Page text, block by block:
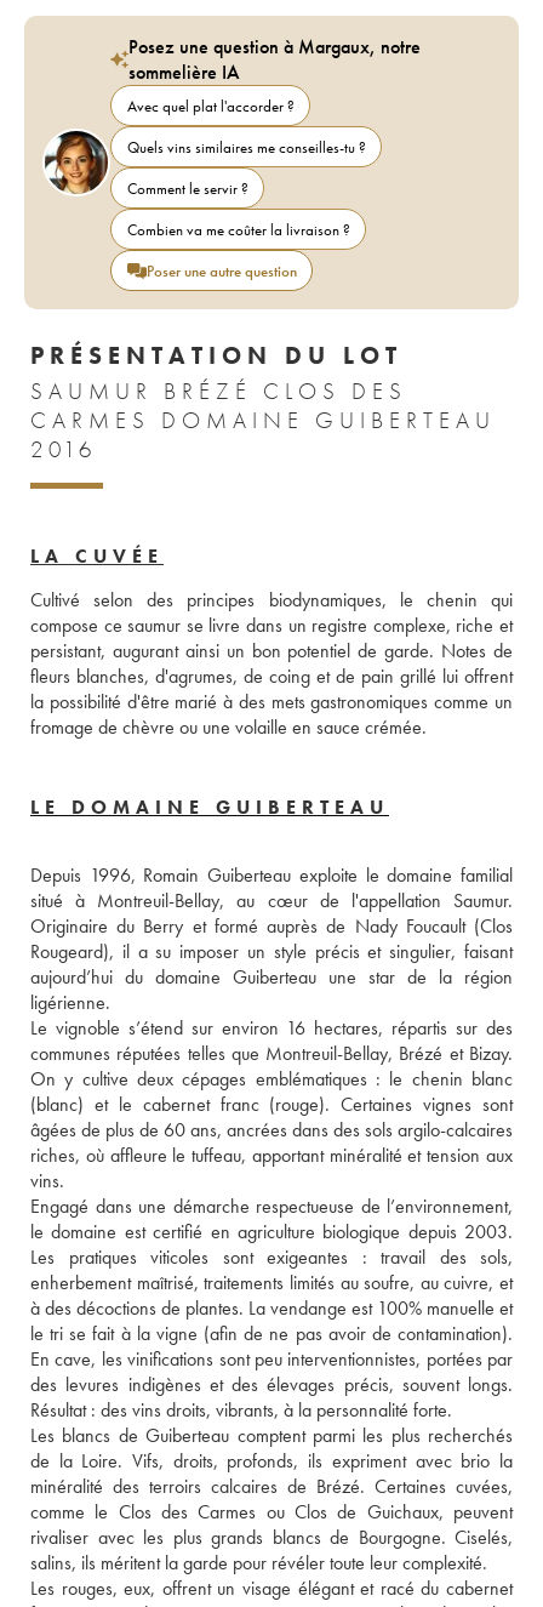
Posez une question à Margaux, notre
sommelière IA
Avec quel plat l'accorder ?
Quels vins similaires me conseilles-tu ?
Comment le servir ?
Combien va me coûter la livraison ?
Poser une autre question
PRÉSENTATION DU LOT
SAUMUR BRÉZÉ CLOS DES
CARMES DOMAINE GUIBERTEAU
2016
LA CUVÉE
Cultivé selon des principes biodynamiques, le chenin qui
compose ce saumur se livre dans un registre complexe, riche et
persistant, augurant ainsi un bon potentiel de garde. Notes de
fleurs blanches, d'agrumes, de coing et de pain grillé lui offrent
la possibilité d'être marié à des mets gastronomiques comme un
fromage de chèvre ou une volaille en sauce crémée.
LE DOMAINE GUIBERTEAU
Depuis 1996, Romain Guiberteau exploite le domaine familial
situé à Montreuil-Bellay, au cœur de l'appellation Saumur.
Originaire du Berry et formé auprès de Nady Foucault (Clos
Rougeard), il a su imposer un style précis et singulier, faisant
aujourd’hui du domaine Guiberteau une star de la région
ligérienne.
Le vignoble s’étend sur environ 16 hectares, répartis sur des
communes réputées telles que Montreuil-Bellay, Brézé et Bizay.
On y cultive deux cépages emblématiques : le chenin blanc
(blanc) et le cabernet franc (rouge). Certaines vignes sont
âgées de plus de 60 ans, ancrées dans des sols argilo-calcaires
riches, où affleure le tuffeau, apportant minéralité et tension aux
vins.
Engagé dans une démarche respectueuse de l’environnement,
le domaine est certifié en agriculture biologique depuis 2003.
Les pratiques viticoles sont exigeantes : travail des sols,
enherbement maîtrisé, traitements limités au soufre, au cuivre, et
à des décoctions de plantes. La vendange est 100% manuelle et
le tri se fait à la vigne (afin de ne pas avoir de contamination).
En cave, les vinifications sont peu interventionnistes, portées par
des levures indigènes et des élevages précis, souvent longs.
Résultat : des vins droits, vibrants, à la personnalité forte.
Les blancs de Guiberteau comptent parmi les plus recherchés
de la Loire. Vifs, droits, profonds, ils expriment avec brio la
minéralité des terroirs calcaires de Brézé. Certaines cuvées,
comme le Clos des Carmes ou Clos de Guichaux, peuvent
rivaliser avec les plus grands blancs de Bourgogne. Ciselés,
salins, ils méritent la garde pour révéler toute leur complexité.
Les rouges, eux, offrent un visage élégant et racé du cabernet